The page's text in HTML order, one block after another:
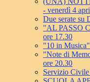
- venerdì 4
Due serate su
"AL PASSO
ore 17.30
"10 in
"Note di
ore 20.30
Servizio